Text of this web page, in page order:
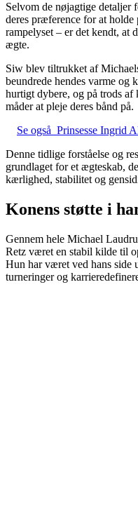
Selvom de nøjagtige detaljer
deres præference for at
rampelyset – er det kendt, at
ægte.
Siw blev tiltrukket af
beundrede hendes varme og
hurtigt dybere, og på trods
måder at pleje deres bånd på.
Se også Prinsesse Ingrid
Denne tidlige forståelse og
grundlaget for et ægteskab,
kærlighed, stabilitet og
Konens støtte i
Gennem hele Michael
Retz været en stabil kilde til
Hun har været ved hans side
turneringer og